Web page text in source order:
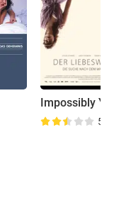
Impossibly
5.8